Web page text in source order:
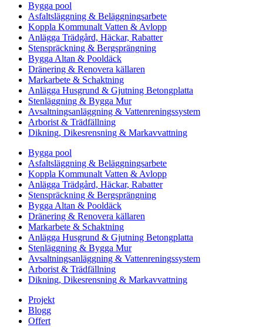
Bygga pool
Asfaltsläggning & Beläggningsarbete
Koppla Kommunalt Vatten & Avlopp
Anlägga Trädgård, Häckar, Rabatter
Stenspräckning & Bergsprängning
Bygga Altan & Pooldäck
Dränering & Renovera källaren
Markarbete & Schaktning
Anlägga Husgrund & Gjutning Betongplatta
Stenläggning & Bygga Mur
Avsaltningsanläggning & Vattenreningssystem
Arborist & Trädfällning
Dikning, Dikesrensning & Markavvattning
Bygga pool
Asfaltsläggning & Beläggningsarbete
Koppla Kommunalt Vatten & Avlopp
Anlägga Trädgård, Häckar, Rabatter
Stenspräckning & Bergsprängning
Bygga Altan & Pooldäck
Dränering & Renovera källaren
Markarbete & Schaktning
Anlägga Husgrund & Gjutning Betongplatta
Stenläggning & Bygga Mur
Avsaltningsanläggning & Vattenreningssystem
Arborist & Trädfällning
Dikning, Dikesrensning & Markavvattning
Projekt
Blogg
Offert